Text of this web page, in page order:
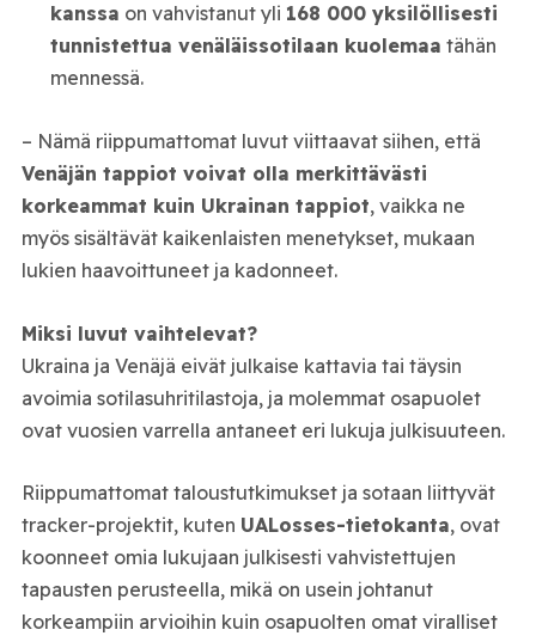
kanssa on vahvistanut yli 168 000 yksilöllisesti
tunnistettua venäläissotilaan kuolemaa tähän
mennessä.
– Nämä riippumattomat luvut viittaavat siihen, että
Venäjän tappiot voivat olla merkittävästi
korkeammat kuin Ukrainan tappiot, vaikka ne
myös sisältävät kaikenlaisten menetykset, mukaan
lukien haavoittuneet ja kadonneet.
Miksi luvut vaihtelevat?
Ukraina ja Venäjä eivät julkaise kattavia tai täysin
avoimia sotilasuhritilastoja, ja molemmat osapuolet
ovat vuosien varrella antaneet eri lukuja julkisuuteen.
Riippumattomat taloustutkimukset ja sotaan liittyvät
tracker-projektit, kuten UALosses-tietokanta, ovat
koonneet omia lukujaan julkisesti vahvistettujen
tapausten perusteella, mikä on usein johtanut
korkeampiin arvioihin kuin osapuolten omat viralliset